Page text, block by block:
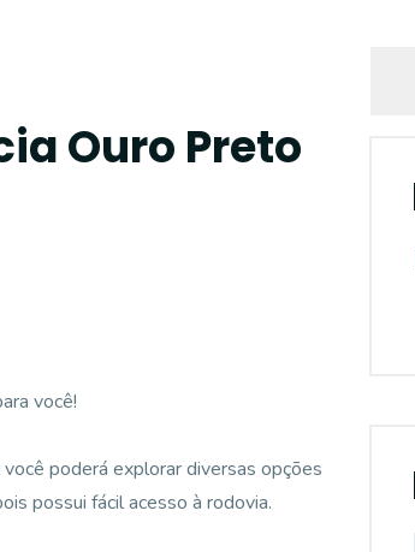
Ouro Preto
você!
poderá explorar diversas opções
possui fácil acesso à rodovia.